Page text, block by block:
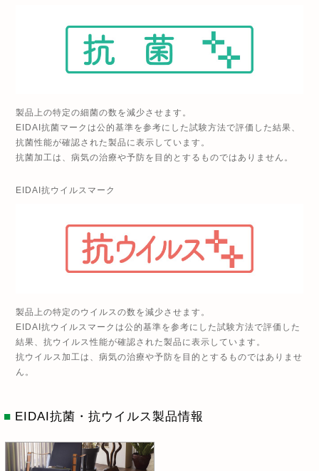
製品上の特定の細菌の数を減少させます。
EIDAI抗菌マークは公的基準を参考にした試験方法で評価した結果、
抗菌性能が確認された製品に表示しています。
抗菌加工は、病気の治療や予防を目的とするものではありません。
EIDAI抗ウイルスマーク
製品上の特定のウイルスの数を減少させます。
EIDAI抗ウイルスマークは公的基準を参考にした試験方法で評価した
結果、抗ウイルス性能が確認された製品に表示しています。
抗ウイルス加工は、病気の治療や予防を目的とするものではありませ
ん。
■ EIDAI抗菌・抗ウイルス製品情報